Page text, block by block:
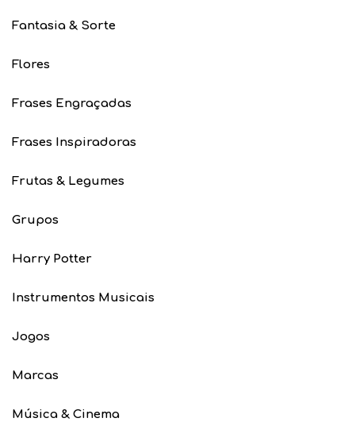
Fantasia & Sorte
Flores
Frases Engraçadas
Frases Inspiradoras
Frutas & Legumes
Grupos
Harry Potter
Instrumentos Musicais
Jogos
Marcas
Música & Cinema